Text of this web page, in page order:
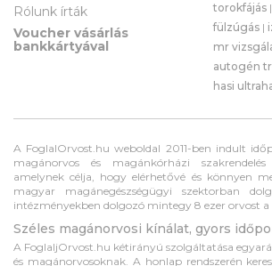
Rólunk írták
Voucher vásárlás
bankkártyával
torokfájás |
fülzúgás |
mr
autogén
hasi
A FoglalOrvost.hu weboldal 2011-ben indult
magánorvos és magánkórházi
amelynek célja, hogy elérhetővé és könnyen
magyar magánegészségügyi szektorban
intézményekben dolgozó mintegy 8 ezer orvost a
Széles magánorvosi kínálat, gyors
A FoglaljOrvost.hu kétirányú szolgáltatása
és magánorvosoknak. A honlap rendszerén